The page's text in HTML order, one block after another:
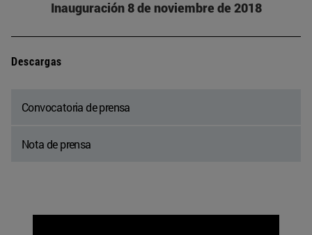
Inauguración 8 de noviembre de 2018
Descargas
Convocatoria de prensa
Nota de prensa